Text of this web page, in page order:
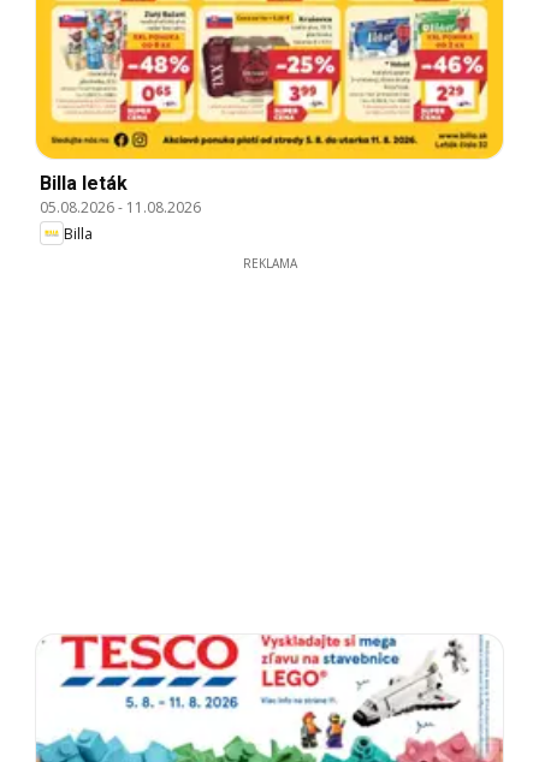
Billa leták
05.08.2026- 11.08.2026
Billa
REKLAMA